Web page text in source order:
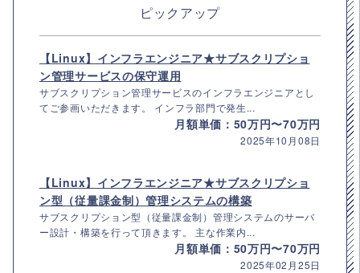
ピックアップ
【Linux】インフラエンジニア★サブスクリプショ
ン管理サービスの保守運用
サブスクリプション管理サービスのインフラエンジニアとし
てご参画いただきます。 インフラ部門で発生...
月額単価：50万円〜70万円
2025年10月08日
【Linux】インフラエンジニア★サブスクリプショ
ン型（従量課金制）管理システムの構築
サブスクリプション型（従量課金制）管理システムのサーバ
ー設計・構築を行って頂きます。 主な作業内...
月額単価：50万円〜70万円
2025年02月25日